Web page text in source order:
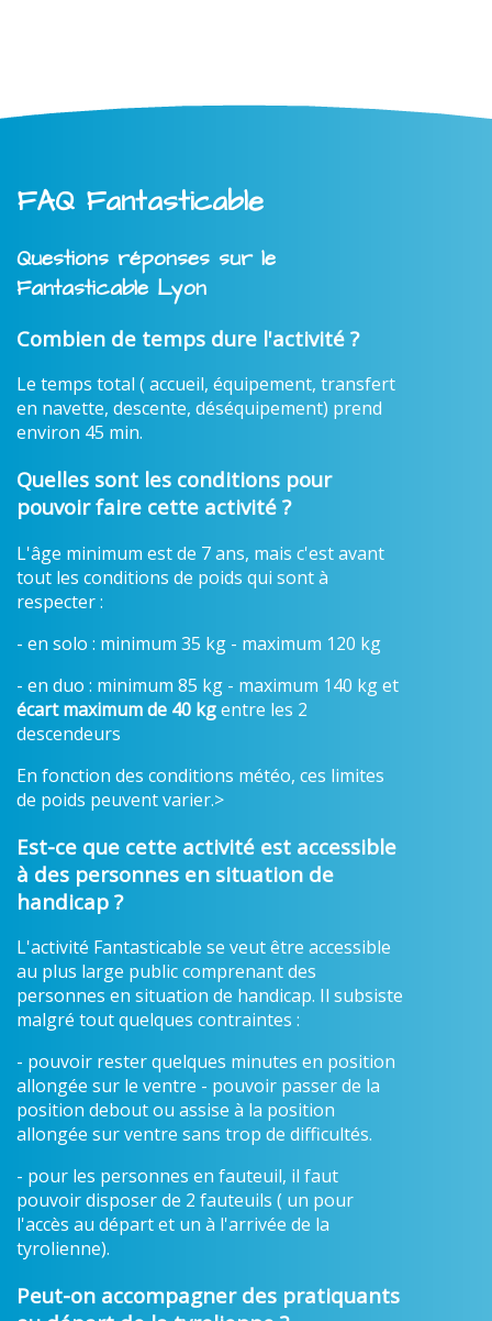
FAQ Fantasticable
Questions réponses sur le
Fantasticable Lyon
Combien de temps dure l'activité ?
Le temps total ( accueil, équipement, transfert
en navette, descente, déséquipement) prend
environ 45 min.
Quelles sont les conditions pour
pouvoir faire cette activité ?
L'âge minimum est de 7 ans, mais c'est avant
tout les conditions de poids qui sont à
respecter :
- en solo : minimum 35 kg - maximum 120 kg
- en duo : minimum 85 kg - maximum 140 kg et
écart maximum de 40 kgentre les 2
descendeurs
En fonction des conditions météo, ces limites
de poids peuvent varier.>
Est-ce que cette activité est accessible
à des personnes en situation de
handicap ?
L'activité Fantasticable se veut être accessible
au plus large public comprenant des
personnes en situation de handicap. Il subsiste
malgré tout quelques contraintes :
- pouvoir rester quelques minutes en position
allongée sur le ventre - pouvoir passer de la
position debout ou assise à la position
allongée sur ventre sans trop de difficultés.
- pour les personnes en fauteuil, il faut
pouvoir disposer de 2 fauteuils ( un pour
l'accès au départ et un à l'arrivée de la
tyrolienne).
Peut-on accompagner des pratiquants